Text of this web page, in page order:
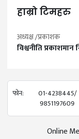
हाम्रो टिमहरु
अध्यक्ष /प्रकाशक
विश्वनीति प्रकाशमान
फोन:
01-4238445/
9851197609
Online